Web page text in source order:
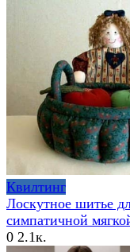
Квилтинг
Лоскутное шитье
симпатичной
0 2.1к.